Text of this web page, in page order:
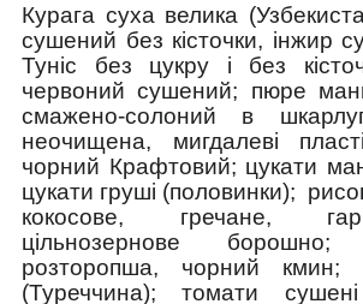
Курага суха велика
сушений без кісточки, інжир
Туніс без цукру і без
червоний сушений; пюре
смажено-солоний в
неочищена, мигдалеві
чорний Крафтовий; цукати
цукати груші (половинки);
кокосове, гречане,
цільнозернове
розторопша, чорний кмин;
(Туреччина); томати